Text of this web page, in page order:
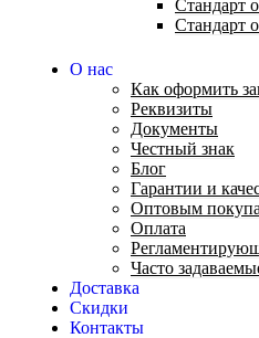
Стандарт
Стандарт
О нас
Как оформить
Реквизиты
Документы
Честный знак
Блог
Гарантии и
Оптовым
Оплата
Часто
Доставка
Скидки
Контакты